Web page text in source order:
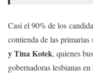
Casi el 90% de los
contienda de las primarias
y Tina Kotek, quienes
gobernadoras lesbianas